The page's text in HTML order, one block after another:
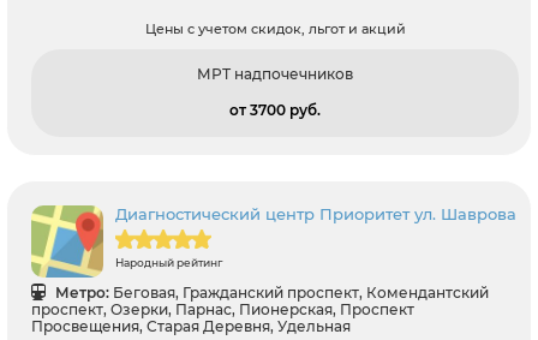
Цены с учетом скидок, льгот и акций
МРТ надпочечников
от 3700 pуб.
Диагностический центр Приоритет ул. Шаврова
Народный рейтинг
Метро: Беговая, Гражданский проспект, Комендантский
проспект, Озерки, Парнас, Пионерская, Проспект
Просвещения, Старая Деревня, Удельная